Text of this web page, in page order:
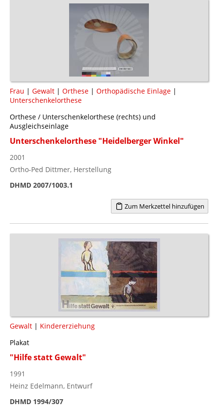
Frau | Gewalt | Orthese | Orthopädische Einlage |
Unterschenkelorthese
Orthese / Unterschenkelorthese (rechts) und
Ausgleichseinlage
Unterschenkelorthese "Heidelberger Winkel"
2001
Ortho-Ped Dittmer, Herstellung
DHMD 2007/1003.1
Zum Merkzettel hinzufügen
Gewalt | Kindererziehung
Plakat
"Hilfe statt Gewalt"
1991
Heinz Edelmann, Entwurf
DHMD 1994/307